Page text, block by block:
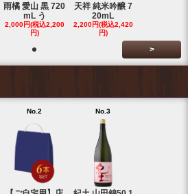
雨橘 愛山 黒 720
mL う
2,000円(税込2,200
円)
天祥 純米吟醸 7
20mL
2,200円(税込2,420
円)
>
No.2 No.3